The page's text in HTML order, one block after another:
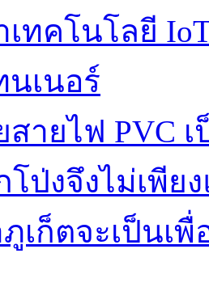
เทคโนโลยี
นเนอร์
สายไฟ PVC
โป่งจึงไม่เพีย
ภูเก็ตจะเป็น